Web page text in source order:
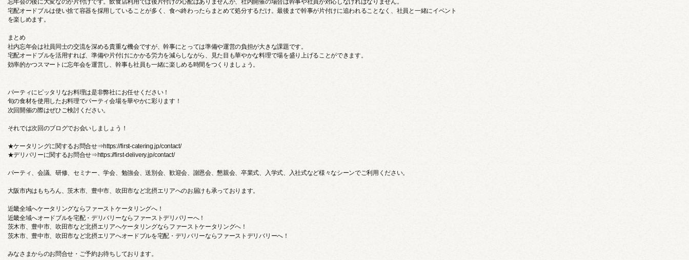
忘年会の後に大変なのが片付けです。飲食店利用では後片付けの心配はありませんが、社内開催の場合は幹事や社員が対応しなければなりません。
宅配オードブルは使い捨て容器を採用していることが多く、食べ終わったらまとめて処分するだけ。最後まで幹事が片付けに追われることなく、社員と一緒にイベント
を楽しめます。
まとめ
社内忘年会は社員同士の交流を深める貴重な機会ですが、幹事にとっては準備や運営の負担が大きな課題です。
宅配オードブルを活用すれば、準備や片付けにかかる労力を減らしながら、見た目も華やかな料理で場を盛り上げることができます。
効率的かつスマートに忘年会を運営し、幹事も社員も一緒に楽しめる時間をつくりましょう。
パーティにピッタリなお料理は是非弊社にお任せください！
旬の食材を使用したお料理でパーティ会場を華やかに彩ります！
次回開催の際はぜひご検討ください。
それでは次回のブログでお会いしましょう！
★ケータリングに関するお問合せ⇒https://first-catering.jp/contact/
★デリバリーに関するお問合せ⇒https://first-delivery.jp/contact/
パーティ、会議、研修、セミナー、学会、勉強会、送別会、歓迎会、謝恩会、懇親会、卒業式、入学式、入社式など様々なシーンでご利用ください。
大阪市内はもちろん、茨木市、豊中市、吹田市など北摂エリアへのお届けも承っております。
近畿全域へケータリングならファーストケータリングへ！
近畿全域へオードブルを宅配・デリバリーならファーストデリバリーへ！
茨木市、豊中市、吹田市など北摂エリアへケータリングならファーストケータリングへ！
茨木市、豊中市、吹田市など北摂エリアへオードブルを宅配・デリバリーならファーストデリバリーへ！
みなさまからのお問合せ・ご予約お待ちしております。